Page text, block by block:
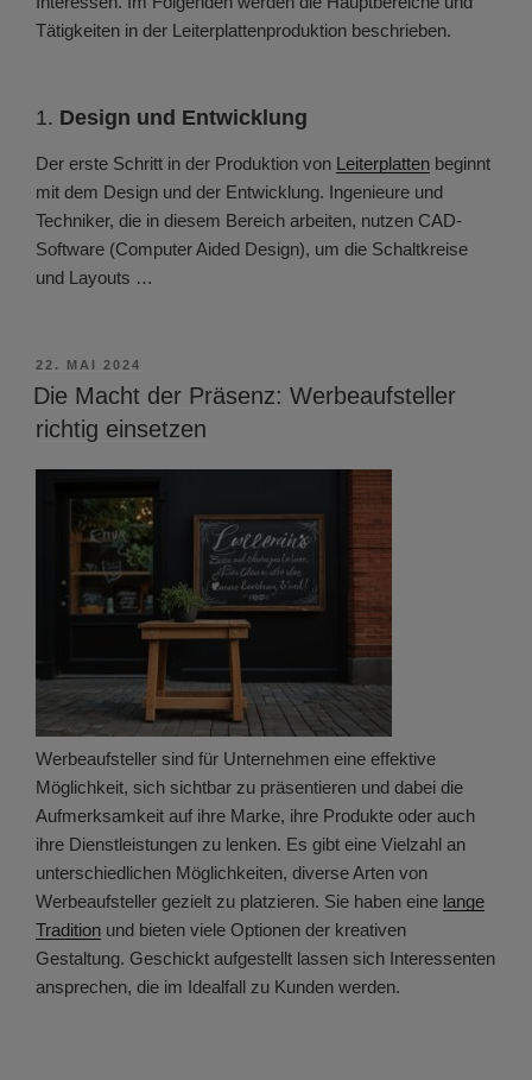
Tätigkeiten in der Leiterplattenproduktion beschrieben.
1. Design und Entwicklung
Der erste Schritt in der Produktion von Leiterplatten beginnt
mit dem Design und der Entwicklung. Ingenieure und
Techniker, die in diesem Bereich arbeiten, nutzen CAD-
Software (Computer Aided Design), um die Schaltkreise
und Layouts …
VERÖFFENTLICHT
AM
22. MAI 2024
Die Macht der Präsenz: Werbeaufsteller
richtig einsetzen
Werbeaufsteller sind für Unternehmen eine effektive
Möglichkeit, sich sichtbar zu präsentieren und dabei die
Aufmerksamkeit auf ihre Marke, ihre Produkte oder auch
ihre Dienstleistungen zu lenken. Es gibt eine Vielzahl an
unterschiedlichen Möglichkeiten, diverse Arten von
Werbeaufsteller gezielt zu platzieren. Sie haben eine lange
Tradition und bieten viele Optionen der kreativen
Gestaltung. Geschickt aufgestellt lassen sich Interessenten
ansprechen, die im Idealfall zu Kunden werden.